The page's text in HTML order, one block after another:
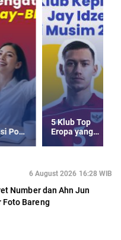
Post
5 Klub Top
Eropa yang
Kepincut Jay
6 August 2026 16:28 WIB
Number dan Ahn Jun
Foto Bareng